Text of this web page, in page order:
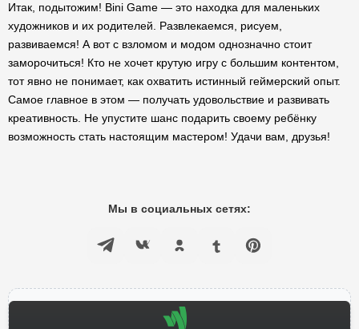
Итак, подытожим! Bini Game — это находка для маленьких
художников и их родителей. Развлекаемся, рисуем,
развиваемся! А вот с взломом и модом однозначно стоит
заморочиться! Кто не хочет крутую игру с большим контентом,
тот явно не понимает, как охватить истинный геймерский опыт.
Самое главное в этом — получать удовольствие и развивать
креативность. Не упустите шанс подарить своему ребёнку
возможность стать настоящим мастером! Удачи вам, друзья!
Мы в социальных сетях: